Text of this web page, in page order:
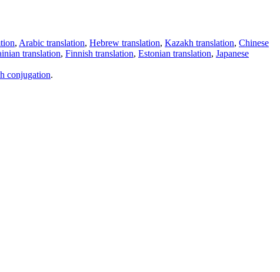
, Arabic translation, Hebrew translation, Kazakh translation, Chinese
translation, Finnish translation, Estonian translation, Japanese
conjugation.